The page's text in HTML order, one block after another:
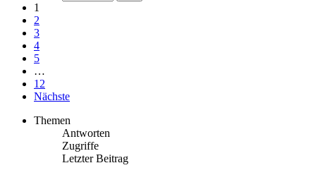
1
2
3
4
5
…
12
Nächste
Themen
Antworten
Zugriffe
Letzter Beitrag